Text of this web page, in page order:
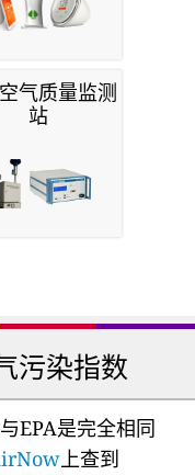
气质量监测
站
污染指数
EPA是完全相同
上查到